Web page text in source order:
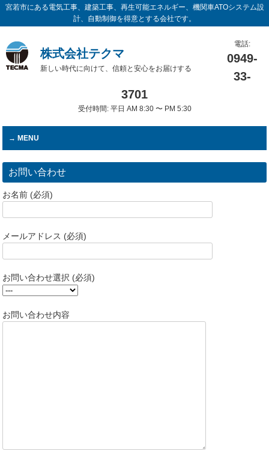
宮若市にある電気工事、建築工事、再生可能エネルギー、機関車ATOシステム設
計、自動制御を得意とする会社です。
株式会社テクマ
新しい時代に向けて、信頼と安心をお届けする
電話:
0949-
33-
3701
受付時間: 平日 AM 8:30 〜 PM 5:30
MENU
お問い合わせ
お名前 (必須)
メールアドレス (必須)
お問い合わせ選択 (必須)
お問い合わせ内容